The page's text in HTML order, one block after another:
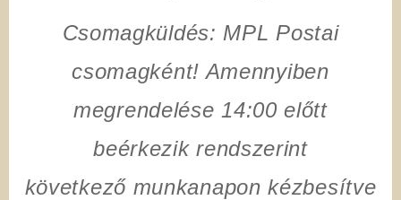
Csomagküldés: MPL Postai
csomagként! Amennyiben
megrendelése 14:00 előtt
beérkezik rendszerint
következő munkanapon kézbesítve